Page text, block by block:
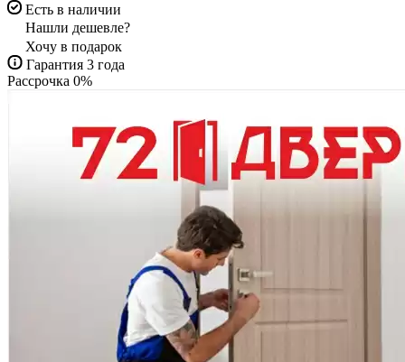
Есть в наличии
Нашли дешевле?
Хочу в подарок
Гарантия 3 года
Рассрочка 0%